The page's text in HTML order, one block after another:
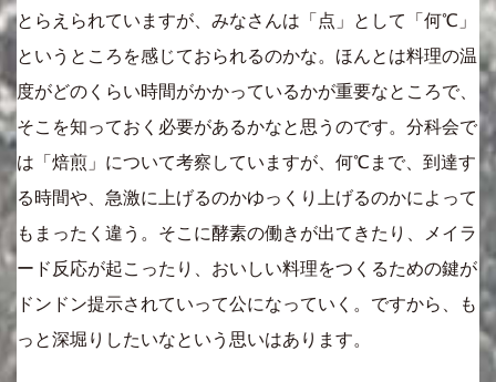
とらえられていますが、みなさんは「点」として「何℃」
というところを感じておられるのかな。ほんとは料理の温
度がどのくらい時間がかかっているかが重要なところで、
そこを知っておく必要があるかなと思うのです。分科会で
は「焙煎」について考察していますが、何℃まで、到達す
る時間や、急激に上げるのかゆっくり上げるのかによって
もまったく違う。そこに酵素の働きが出てきたり、メイラ
ード反応が起こったり、おいしい料理をつくるための鍵が
ドンドン提示されていって公になっていく。ですから、も
っと深堀りしたいなという思いはあります。